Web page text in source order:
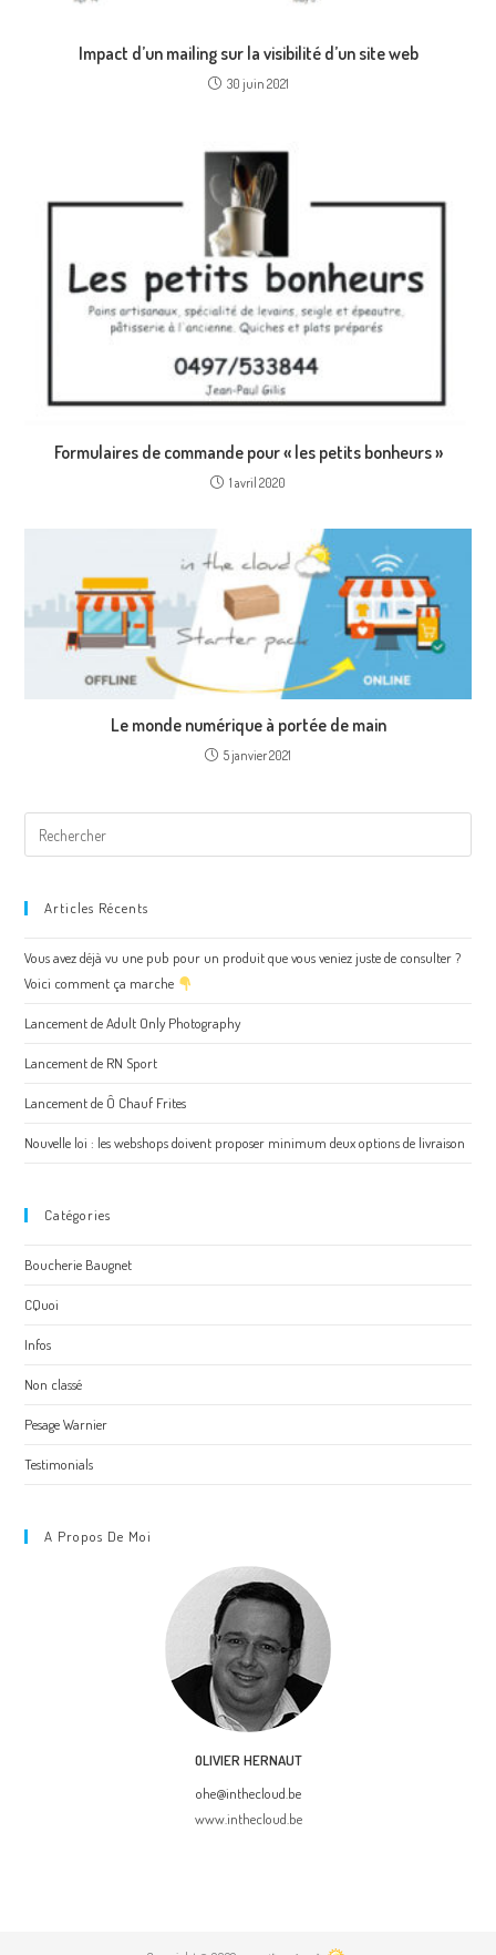
Impact d’un mailing sur la visibilité d’un site web
30 juin 2021
Formulaires de commande pour « les petits bonheurs »
1 avril 2020
Le monde numérique à portée de main
5 janvier 2021
Articles Récents
Vous avez déjà vu une pub pour un produit que vous veniez juste de consulter ?
Voici comment ça marche
Lancement de Adult Only Photography
Lancement de RN Sport
Lancement de Ô Chauf Frites
Nouvelle loi : les webshops doivent proposer minimum deux options de livraison
Catégories
Boucherie Baugnet
CQuoi
Infos
Non classé
Pesage Warnier
Testimonials
A Propos De Moi
OLIVIER HERNAUT
ohe@inthecloud.be
www.inthecloud.be